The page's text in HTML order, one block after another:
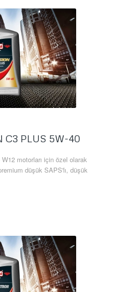
C3 PLUS 5W-40
motorları için özel olarak
düşük SAPS'lı, düşük